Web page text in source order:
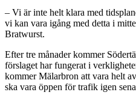
– Vi är inte helt klara med
vi kan vara igång med detta i
Bratwurst.
Efter tre månader kommer
förslaget har fungerat i
kommer Mälarbron att vara helt
ska vara öppen för trafik igen